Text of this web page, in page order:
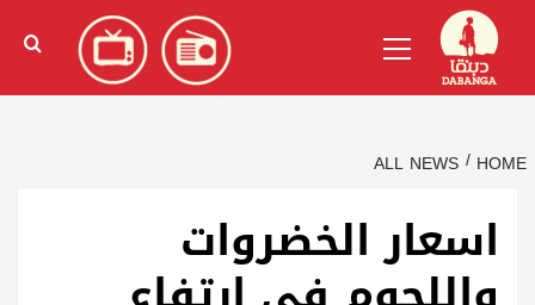
content
الإنجليزية)
Menu
HOME
ALL NEWS
اسعار الخضروات